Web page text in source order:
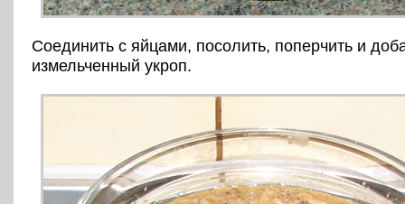
Соединить с яйцами, посолить, поперчить и
измельченный укроп.